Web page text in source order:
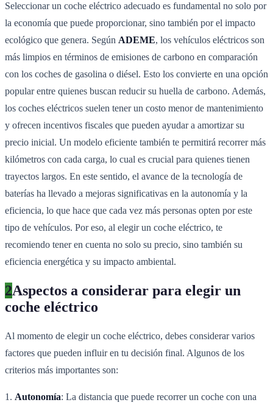
Seleccionar un coche eléctrico adecuado es fundamental no solo por
la economía que puede proporcionar, sino también por el impacto
ecológico que genera. Según ADEME, los vehículos eléctricos son
más limpios en términos de emisiones de carbono en comparación
con los coches de gasolina o diésel. Esto los convierte en una opción
popular entre quienes buscan reducir su huella de carbono. Además,
los coches eléctricos suelen tener un costo menor de mantenimiento
y ofrecen incentivos fiscales que pueden ayudar a amortizar su
precio inicial. Un modelo eficiente también te permitirá recorrer más
kilómetros con cada carga, lo cual es crucial para quienes tienen
trayectos largos. En este sentido, el avance de la tecnología de
baterías ha llevado a mejoras significativas en la autonomía y la
eficiencia, lo que hace que cada vez más personas opten por este
tipo de vehículos. Por eso, al elegir un coche eléctrico, te
recomiendo tener en cuenta no solo su precio, sino también su
eficiencia energética y su impacto ambiental.
2Aspectos a considerar para elegir un
coche eléctrico
Al momento de elegir un coche eléctrico, debes considerar varios
factores que pueden influir en tu decisión final. Algunos de los
criterios más importantes son:
1. Autonomía: La distancia que puede recorrer un coche con una